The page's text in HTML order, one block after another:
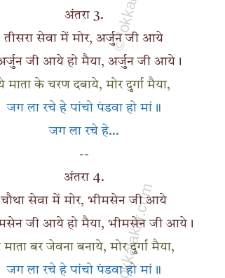
अंतरा 3.
तीसरा सेवा में मोर, अर्जुन जी आये
जी आये हो मैया, अर्जुन जी आये।
माता के चरण दबाये, मोर दुर्गा मैया,
जग ला रचे हे पांचो पंडवा हो मां॥
जग ला रचे हे...
--
अंतरा 4.
चौथा सेवा में मोर, भीमसेन जी आये
जी आये हो मैया, भीमसेन जी आये।
माता बर जेवना बनाये, मोर दुर्गा मैया,
जग ला रचे हे पांचो पंडवा हो मां॥